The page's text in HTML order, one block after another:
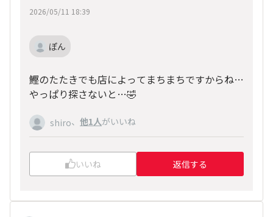
2026/05/11 18:39
ぽん
鰹のたたきでも店によってまちまちですからね…
やっぱり探さないと…🤣
shiro、 他1人がいいね
いいね 返信する